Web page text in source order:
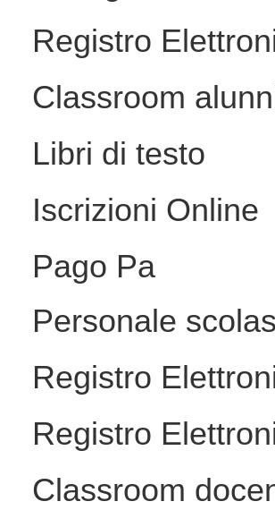
Registro
Classroom
Libri di testo
Iscrizioni Online
Pago Pa
Personale
Registro
Registro
Classroom